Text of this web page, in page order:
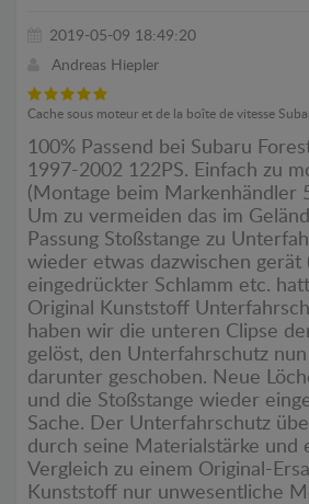
2019-05-09 18:49:20
Andreas Hiepler
Cache sous moteur et de la boîte de vitesse
100% Passend bei Subaru
1997-2002 122PS. Einfach zu
(Montage beim Markenhändler
Um zu vermeiden das im
Passung Stoßstange zu
wieder etwas dazwischen gerät
eingedrückter Schlamm etc.
Original Kunststoff
haben wir die unteren Clipse
gelöst, den Unterfahrschutz
darunter geschoben. Neue
und die Stoßstange wieder
Sache. Der Unterfahrschutz
durch seine Materialstärke und
Vergleich zu einem Original-
Kunststoff nur unwesentliche